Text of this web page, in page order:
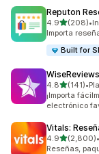
Reputon
4.9de 5(208)
208 reseñas
•
Importa
Built for
4.8de 5(141)
141 reseñas
•
¡Importa
electrónico
Vitals:
4.9de 5(2,800)
2800 •
Reseñas,